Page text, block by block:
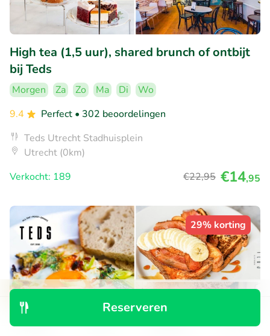
Reserveren
High tea (1,5 uur), shared brunch of ontbijt
bij Teds
Morgen Za Zo Ma Di
Wo
9.4
Perfect • 302 beoordelingen
Teds Utrecht Stadhuisplein
Utrecht (0km)
Verkocht: 189
€22,95 €14,95
29% korting